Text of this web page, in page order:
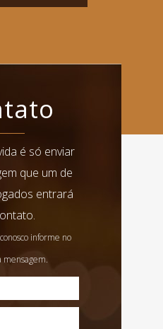
é só enviar
que um de
entrará
informe no
mensagem.